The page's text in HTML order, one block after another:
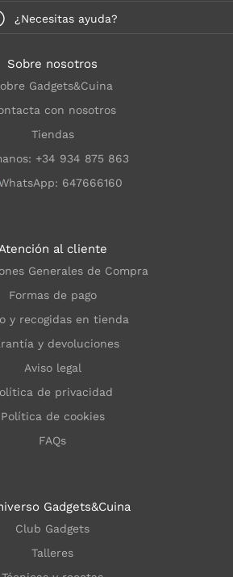
¿Necesitas ayuda?
Sobre nosotros
Gadgets&Cuina
con nosotros
Tiendas
+34 934 875 863
647666160
al cliente
Generales de Compra
Formas de pago
y recogidas en tienda
y devoluciones
Aviso legal
de privacidad
Política de cookies
FAQs
Gadgets&Cuina
Club Gadgets
Talleres